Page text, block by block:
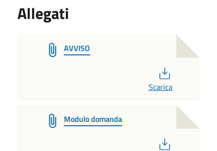
Allegati
AVVISO
Scarica
Modulo domanda